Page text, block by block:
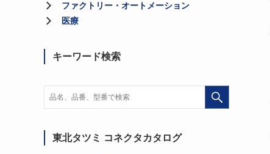
ファクトリー・オートメーション
医療
キーワード検索
東北タツミ コネクタカタログ